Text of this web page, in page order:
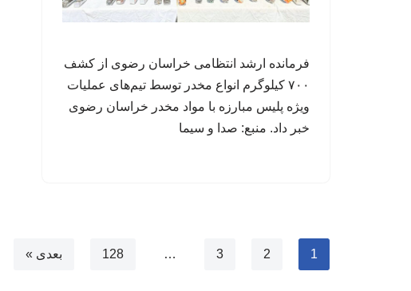
فرمانده ارشد انتظامی خراسان رضوی از کشف
۷۰۰ کیلوگرم انواع مخدر توسط تیم‌های عملیات
ویژه پلیس مبارزه با مواد مخدر خراسان رضوی
خبر داد. منبع: صدا و سیما
1
2
3
…
128 بعدی »